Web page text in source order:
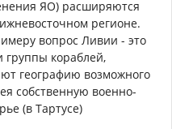
ЯО) расширяются
регионе.
вопрос Ливии - это
группы кораблей,
географию возможного
собственную военно-
(в Тартусе)